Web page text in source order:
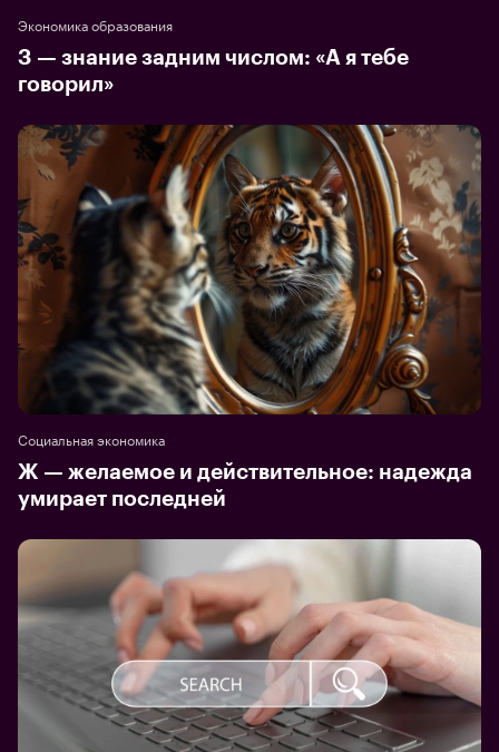
Экономика образования
З — знание задним числом: «А я тебе
говорил»
Социальная экономика
Ж — желаемое и действительное: надежда
умирает последней